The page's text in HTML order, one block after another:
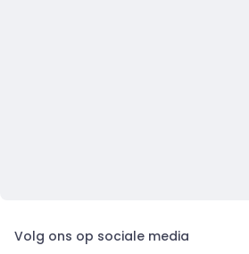
Volg ons op sociale media